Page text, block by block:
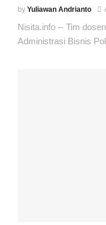
byYuliawan Andrianto
Nisita.info -- Tim
Administrasi Bisnis